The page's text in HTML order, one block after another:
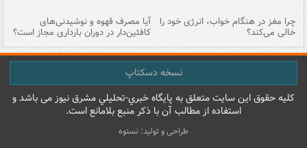
چرا مغز در هنگام خواب، انرژی خود را
خالی می‌کند؟
آیا مصرف قهوه و نوشیدنی‌های
کافئین‌دار در دوران بارداری مجاز است؟
نسخه دسکتاپ
کليه حقوق اين سايت متعلق به پایگاه خبري-تحليلي مشرق نيوز می باشد و
استفاده از مطالب آن با ذکر منبع بلامانع است.
طراحی و تولید: نستوه